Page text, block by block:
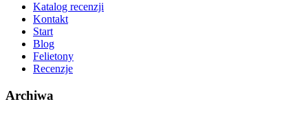
Katalog recenzji
Kontakt
Start
Blog
Felietony
Recenzje
Archiwa